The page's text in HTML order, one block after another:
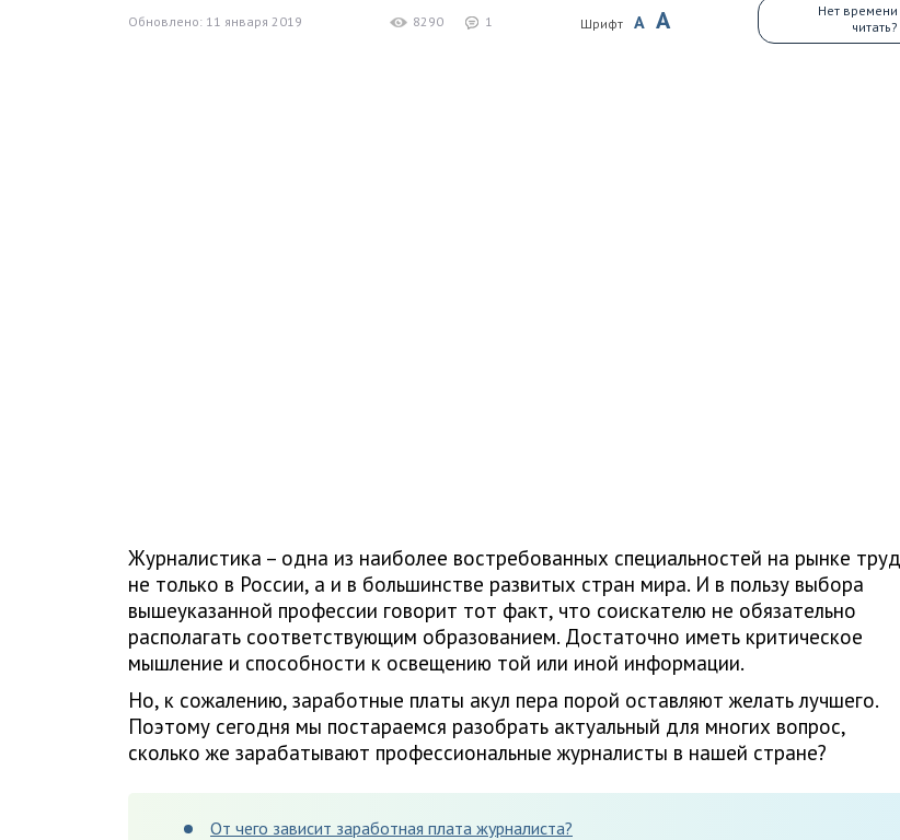
Обновлено: 11 января 2019 8290 1 Шрифт A A
Нет времени
читать?
Журналистика – одна из наиболее востребованных специальностей на рынке
не только в России, а и в большинстве развитых стран мира. И в пользу выбора
вышеуказанной профессии говорит тот факт, что соискателю не обязательно
располагать соответствующим образованием. Достаточно иметь критическое
мышление и способности к освещению той или иной информации.
Но, к сожалению, заработные платы акул пера порой оставляют желать лучшего.
Поэтому сегодня мы постараемся разобрать актуальный для многих вопрос,
сколько же зарабатывают профессиональные журналисты в нашей стране?
От чего зависит заработная плата журналиста?